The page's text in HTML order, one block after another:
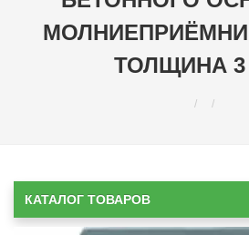
ТОЛЩИНА
КАТАЛОГ ТОВАРОВ